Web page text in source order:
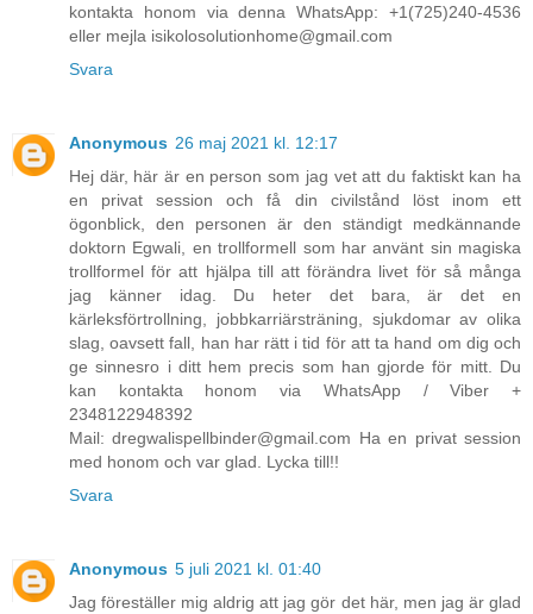
kontakta honom via denna WhatsApp: +1(725)240-4536
eller mejla isikolosolutionhome@gmail.com
Svara
Anonymous 26 maj 2021 kl. 12:17
Hej där, här är en person som jag vet att du faktiskt kan ha
en privat session och få din civilstånd löst inom ett
ögonblick, den personen är den ständigt medkännande
doktorn Egwali, en trollformell som har använt sin magiska
trollformel för att hjälpa till att förändra livet för så många
jag känner idag. Du heter det bara, är det en
kärleksförtrollning, jobbkarriärsträning, sjukdomar av olika
slag, oavsett fall, han har rätt i tid för att ta hand om dig och
ge sinnesro i ditt hem precis som han gjorde för mitt. Du
kan kontakta honom via WhatsApp / Viber +
2348122948392
Mail: dregwalispellbinder@gmail.com Ha en privat session
med honom och var glad. Lycka till!!
Svara
Anonymous 5 juli 2021 kl. 01:40
Jag föreställer mig aldrig att jag gör det här, men jag är glad